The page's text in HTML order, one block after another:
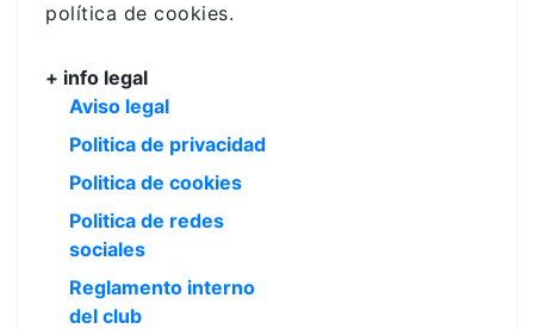
política de cookies.
+ info legal
Aviso legal
Politica de privacidad
Politica de cookies
Politica de redes
sociales
Reglamento interno
del club